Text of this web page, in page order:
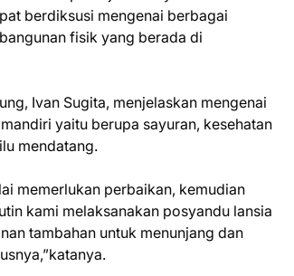
berdiksusi mengenai berbagai
fisik yang berada di
Ivan Sugita, menjelaskan mengenai
yaitu berupa sayuran, kesehatan
mendatang.
memerlukan perbaikan, kemudian
kami melaksanakan posyandu lansia
tambahan untuk menunjang dan